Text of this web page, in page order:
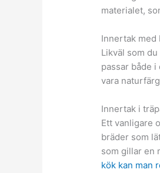
materialet,
Innertak med
Likväl som
passar både
vara
Innertak i
Ett vanligare
bräder som
som gillar en
kök kan man